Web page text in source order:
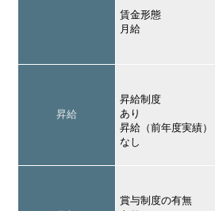
賃金形態
月給
昇給
昇給制度
あり
昇給（前年度実績）
なし
賞与制度の有無